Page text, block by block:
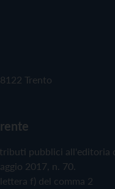
Trento
pubblici all'editoria
2017, n. 70.
f) del comma 2